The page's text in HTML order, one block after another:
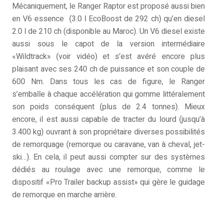
Mécaniquement, le Ranger Raptor est proposé aussi bien
en V6 essence (3.0 l EcoBoost de 292 ch) qu’en diesel
2.0 l de 210 ch (disponible au Maroc). Un V6 diesel existe
aussi sous le capot de la version intermédiaire
«Wildtrack» (voir vidéo) et s’est avéré encore plus
plaisant avec ses 240 ch de puissance et son couple de
600 Nm. Dans tous les cas de figure, le Ranger
s’emballe à chaque accélération qui gomme littéralement
son poids conséquent (plus de 2.4 tonnes). Mieux
encore, il est aussi capable de tracter du lourd (jusqu’à
3.400 kg) ouvrant à son propriétaire diverses possibilités
de remorquage (remorque ou caravane, van à cheval, jet-
ski…). En cela, il peut aussi compter sur des systèmes
dédiés au roulage avec une remorque, comme le
dispositif «Pro Trailer backup assist» qui gère le guidage
de remorque en marche arrière.